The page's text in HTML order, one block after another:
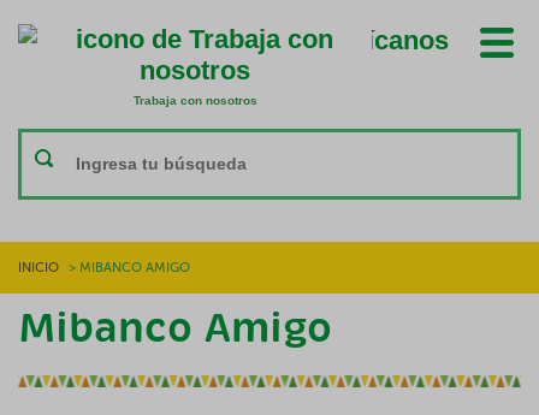
Trabaja con nosotros
Trabaja con nosotros
INICIO > MIBANCO AMIGO
Mibanco Amigo